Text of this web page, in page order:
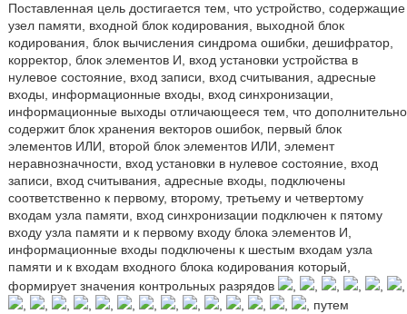
Поставленная цель достигается тем, что устройство, содержащие
узел памяти, входной блок кодирования, выходной блок
кодирования, блок вычисления синдрома ошибки, дешифратор,
корректор, блок элементов И, вход установки устройства в
нулевое состояние, вход записи, вход считывания, адресные
входы, информационные входы, вход синхронизации,
информационные выходы отличающееся тем, что дополнительно
содержит блок хранения векторов ошибок, первый блок
элементов ИЛИ, второй блок элементов ИЛИ, элемент
неравнозначности, вход установки в нулевое состояние, вход
записи, вход считывания, адресные входы, подключены
соответственно к первому, второму, третьему и четвертому
входам узла памяти, вход синхронизации подключен к пятому
входу узла памяти и к первому входу блока элементов И,
информационные входы подключены к шестым входам узла
памяти и к входам входного блока кодирования который,
формирует значения контрольных разрядов
, , , , ,
,
,
, , , , , , , , , , , ,
, путем